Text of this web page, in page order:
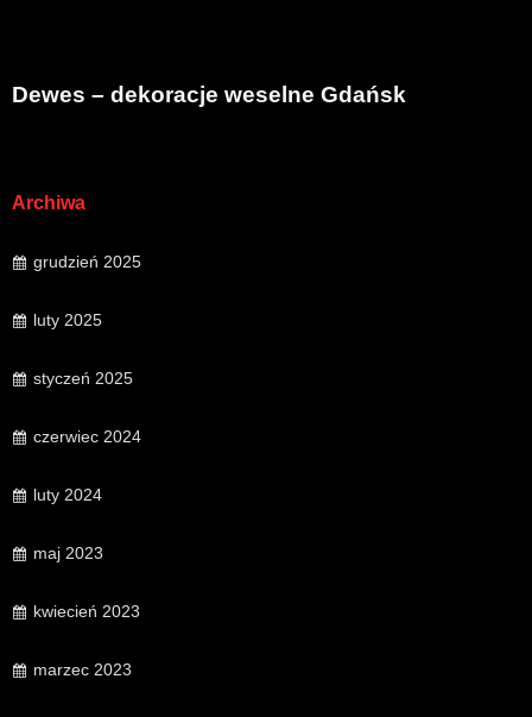
Dewes – dekoracje weselne Gdańsk
Archiwa
grudzień 2025
luty 2025
styczeń 2025
czerwiec 2024
luty 2024
maj 2023
kwiecień 2023
marzec 2023